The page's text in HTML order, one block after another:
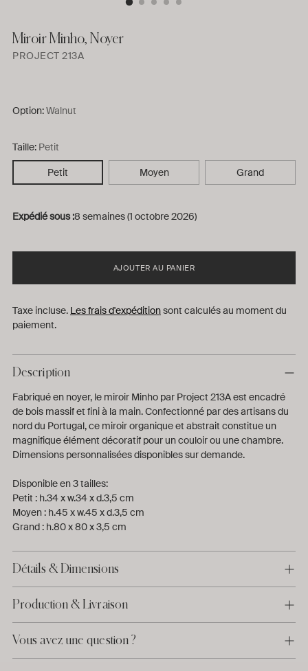
Miroir Minho, Noyer
PROJECT 213A
Option:Walnut
Taille: Petit
Petit Moyen Grand
Expédié sous :8 semaines (1 octobre 2026)
AJOUTER AU PANIER
Taxe incluse. Les frais d'expéditionsont calculés au moment du
paiement.
Description
Fabriqué en noyer, le miroir Minho par Project 213A est encadré
de bois massif et fini à la main. Confectionné par des artisans du
nord du Portugal, ce miroir organique et abstrait constitue un
magnifique élément décoratif pour un couloir ou une chambre.
Dimensions personnalisées disponibles sur demande.
Disponible en 3 tailles:
Petit : h.34 x w.34 x d.3,5 cm
Moyen : h.45 x w.45 x d.3,5 cm
Grand : h.80 x 80 x 3,5 cm
Détails & Dimensions
Production & Livraison
Vous avez une question ?